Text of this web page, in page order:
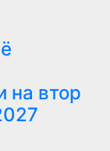
на втор